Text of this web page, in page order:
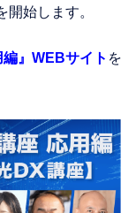
始します。
編』WEBサイト を